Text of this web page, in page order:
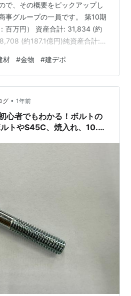
で、その概要をピックアップし
事グループの一員です。 第10期
百万円） 資産合計: 31,834 (約
(約187.1億円)純資産合計:
益として2,048百万円（約20.5
収益を計上しています。資産合
計は約187.1億円で、純資産合
て健全な財務基盤を誇り…
材 #金物 #建デポ
グ • 1年前
心者でもわかる！ボルトの
トやS45C、焼入れ、10.9